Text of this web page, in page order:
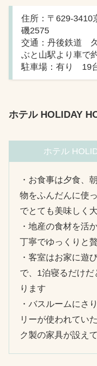
住所：〒629-3410
磯2575
交通：丹後鉄道
ぶと山駅より車で
駐車場：有り 19
ホテル HOLIDAY
ホテル
・お食事は夕食、
物をふんだんに使
でとても美味しく
・地産の食材を活
丁寧でゆっくりと
・客室はお家に遊
で、1泊寝るだけ
ります
・バスルームにさ
リーが使われてい
ク製の家具が設え